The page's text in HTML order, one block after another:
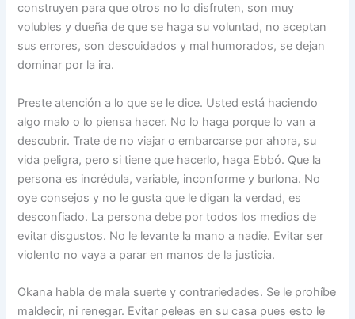
construyen para que otros no lo disfruten, son muy
volubles y dueña de que se haga su voluntad, no aceptan
sus errores, son descuidados y mal humorados, se dejan
dominar por la ira.
Preste atención a lo que se le dice. Usted está haciendo
algo malo o lo piensa hacer. No lo haga porque lo van a
descubrir. Trate de no viajar o embarcarse por ahora, su
vida peligra, pero si tiene que hacerlo, haga Ebbó. Que la
persona es incrédula, variable, inconforme y burlona. No
oye consejos y no le gusta que le digan la verdad, es
desconfiado. La persona debe por todos los medios de
evitar disgustos. No le levante la mano a nadie. Evitar ser
violento no vaya a parar en manos de la justicia.
Okana habla de mala suerte y contrariedades. Se le prohíbe
maldecir, ni renegar. Evitar peleas en su casa pues esto le